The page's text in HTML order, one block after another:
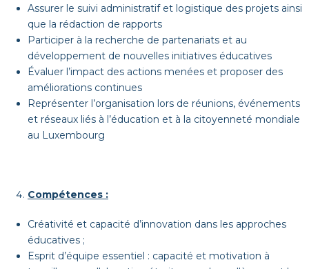
Assurer le suivi administratif et logistique des projets ainsi
que la rédaction de rapports
Participer à la recherche de partenariats et au
développement de nouvelles initiatives éducatives
Évaluer l’impact des actions menées et proposer des
améliorations continues
Représenter l’organisation lors de réunions, événements
et réseaux liés à l’éducation et à la citoyenneté mondiale
au Luxembourg
Compétences :
Créativité et capacité d’innovation dans les approches
éducatives ;
Esprit d’équipe essentiel : capacité et motivation à